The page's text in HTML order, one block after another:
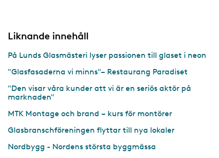
Liknande innehåll
På Lunds Glasmästeri lyser passionen till glaset i neon
"Glasfasaderna vi minns"– Restaurang Paradiset
"Den visar våra kunder att vi är en seriös aktör på
marknaden"
MTK Montage och brand – kurs för montörer
Glasbranschföreningen flyttar till nya lokaler
Nordbygg - Nordens största byggmässa